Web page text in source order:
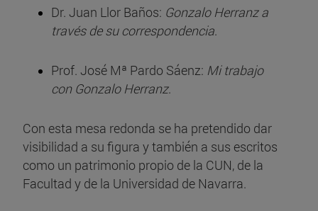
Dr. Juan Llor Baños: Gonzalo Herranz a
través de su correspondencia.
Prof. José Mª Pardo Sáenz: Mi trabajo
con Gonzalo Herranz.
Con esta mesa redonda se ha pretendido dar
visibilidad a su figura y también a sus escritos
como un patrimonio propio de la CUN, de la
Facultad y de la Universidad de Navarra.